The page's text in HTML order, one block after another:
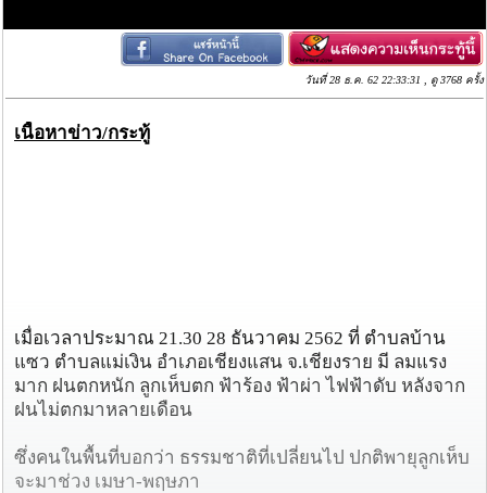
วันที่ 28 ธ.ค. 62 22:33:31 , ดู 3768 ครั้ง
เนื้อหาข่าว/กระทู้
เมื่อเวลาประมาณ 21.30 28 ธันวาคม 2562 ที่ ตำบลบ้าน
แซว ตำบลแม่เงิน อำเภอเชียงแสน จ.เชียงราย มี ลมแรง
มาก ฝนตกหนัก ลูกเห็บตก ฟ้าร้อง ฟ้าผ่า ไฟฟ้าดับ หลังจาก
ฝนไม่ตกมาหลายเดือน
ซึ่งคนในพื้นที่บอกว่า ธรรมชาติที่เปลี่ยนไป ปกติพายุลูกเห็บ
จะมาช่วง เมษา-พฤษภา